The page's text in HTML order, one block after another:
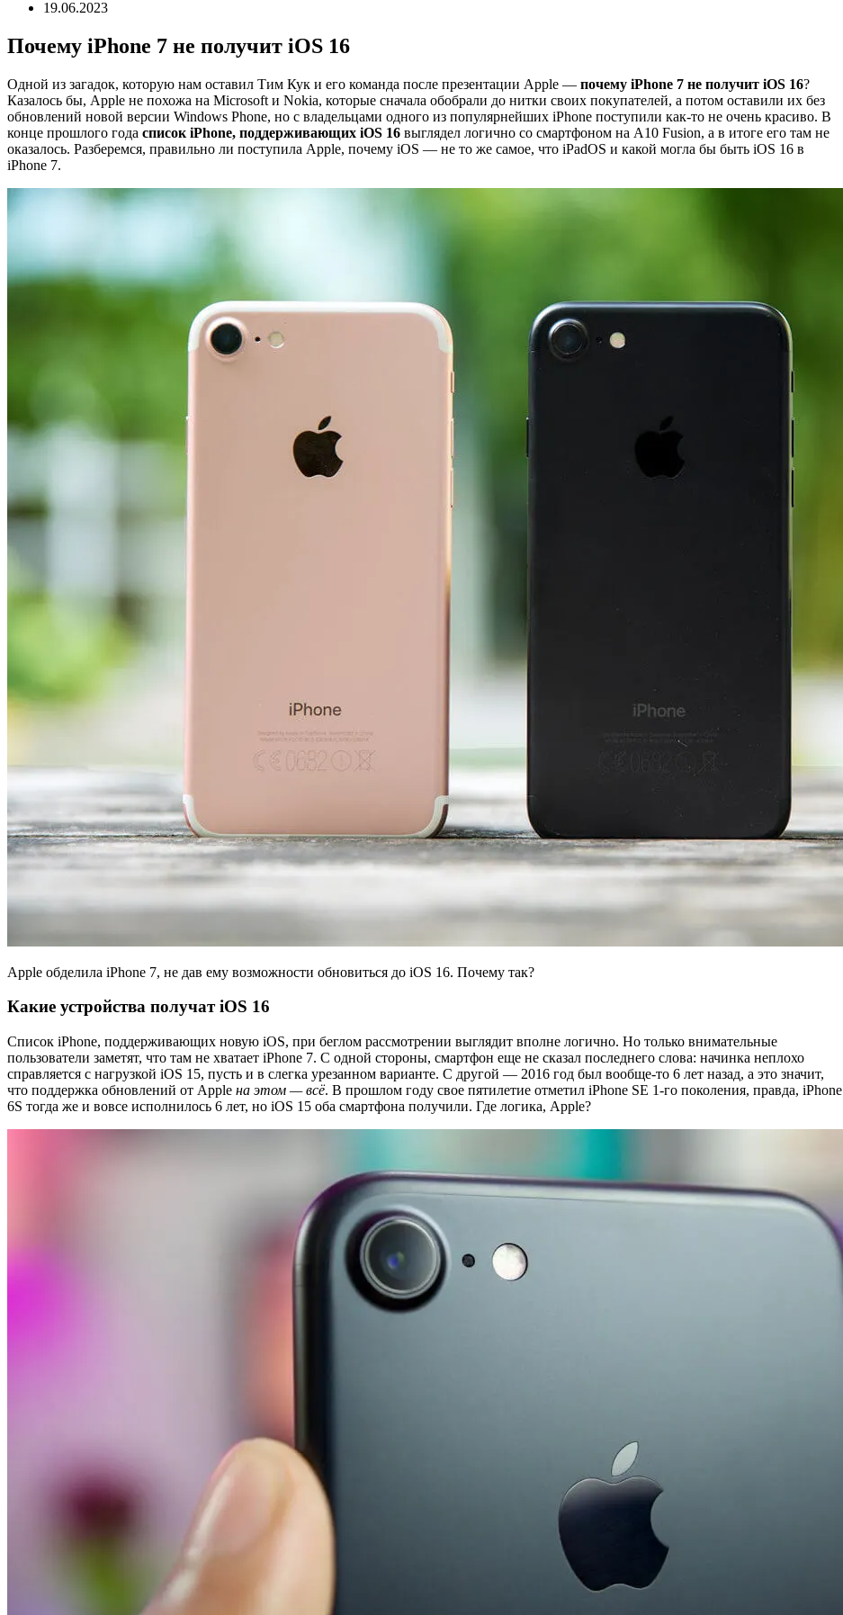
19.06.2023
Почему iPhone 7 не получит iOS 16
Одной из загадок, которую нам оставил Тим Кук и его команда после презентации Apple — почему iPhone 7 не получит iOS 16?
Казалось бы, Apple не похожа на Microsoft и Nokia, которые сначала обобрали до нитки своих покупателей, а потом оставили их без
обновлений новой версии Windows Phone, но с владельцами одного из популярнейших iPhone поступили как-то не очень красиво. В
конце прошлого года список iPhone, поддерживающих iOS 16 выглядел логично со смартфоном на А10 Fusion, а в итоге его там не
оказалось. Разберемся, правильно ли поступила Apple, почему iOS — не то же самое, что iPadOS и какой могла бы быть iOS 16 в
iPhone 7.
Apple обделила iPhone 7, не дав ему возможности обновиться до iOS 16. Почему так?
Какие устройства получат iOS 16
Список iPhone, поддерживающих новую iOS, при беглом рассмотрении выглядит вполне логично. Но только внимательные
пользователи заметят, что там не хватает iPhone 7. С одной стороны, смартфон еще не сказал последнего слова: начинка неплохо
справляется с нагрузкой iOS 15, пусть и в слегка урезанном варианте. С другой — 2016 год был вообще-то 6 лет назад, а это значит,
что поддержка обновлений от Apple на этом — всё. В прошлом году свое пятилетие отметил iPhone SE 1-го поколения, правда, iPhone
6S тогда же и вовсе исполнилось 6 лет, но iOS 15 оба смартфона получили. Где логика, Apple?